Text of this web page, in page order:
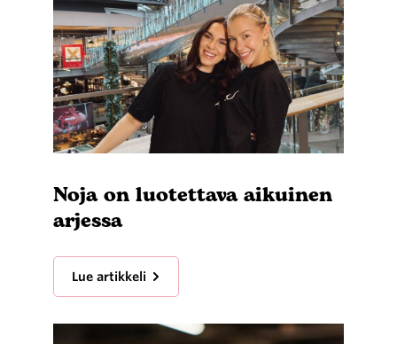
Noja on luotettava aikuinen
arjessa
Lue artikkeli